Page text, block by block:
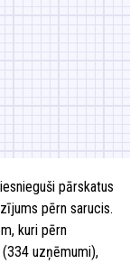
pārskatus
pērn sarucis.
kuri pērn
uzņēmumi),